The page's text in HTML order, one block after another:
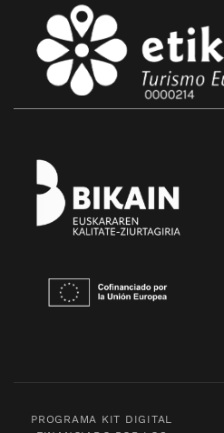
PROGRAMA KIT DIGITAL